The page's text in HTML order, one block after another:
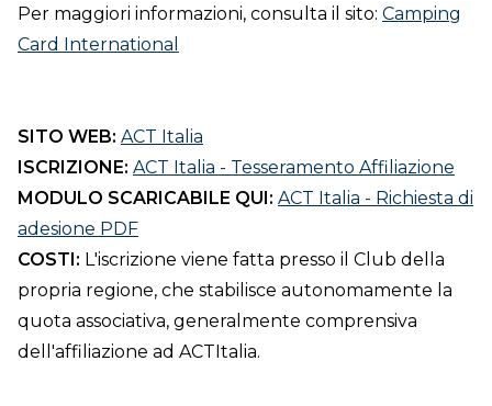
Per maggiori informazioni, consulta il sito: Camping
Card International
SITO WEB: ACT Italia
ISCRIZIONE: ACT Italia - Tesseramento Affiliazione
MODULO SCARICABILE QUI: ACT Italia - Richiesta di
adesione PDF
COSTI: L'iscrizione viene fatta presso il Club della
propria regione, che stabilisce autonomamente la
quota associativa, generalmente comprensiva
dell'affiliazione ad ACTItalia.